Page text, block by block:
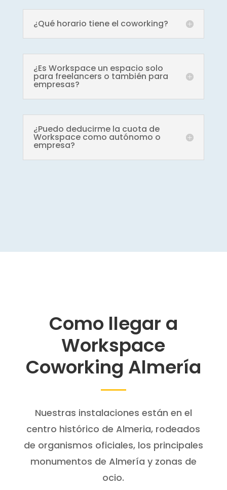
¿Qué horario tiene el coworking?
¿Es Workspace un espacio solo
para freelancers o también para
empresas?
¿Puedo deducirme la cuota de
Workspace como autónomo o
empresa?
Como llegar a
Workspace
Coworking Almería
Nuestras instalaciones están en el
centro histórico de Almeria, rodeados
de organismos oficiales, los principales
monumentos de Almería y zonas de
ocio.